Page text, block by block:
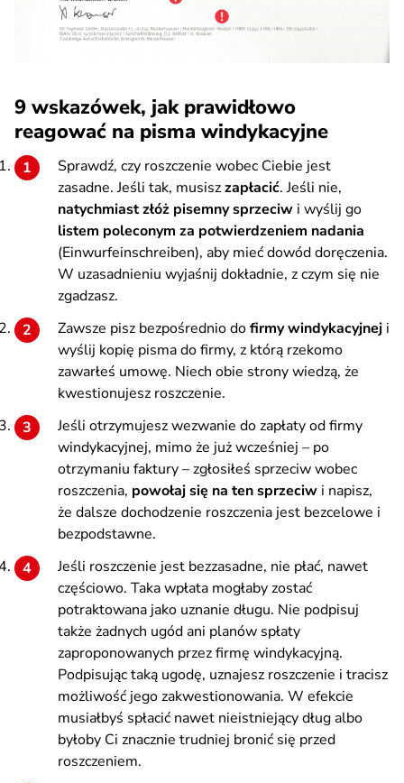
9 wskazówek, jak prawidłowo
reagować na pisma windykacyjne
Sprawdź, czy roszczenie wobec Ciebie jest
zasadne. Jeśli tak, musiszzapłacić. Jeśli nie,
natychmiast złóż pisemny sprzeciw i wyślij go
listem poleconym za potwierdzeniem nadania
(Einwurfeinschreiben), aby mieć dowód doręczenia.
W uzasadnieniu wyjaśnij dokładnie, z czym się nie
zgadzasz.
Zawsze pisz bezpośrednio dofirmy windykacyjnej i
wyślij kopię pisma do firmy, z którą rzekomo
zawarłeś umowę. Niech obie strony wiedzą, że
kwestionujesz roszczenie.
Jeśli otrzymujesz wezwanie do zapłaty od firmy
windykacyjnej, mimo że już wcześniej – po
otrzymaniu faktury – zgłosiłeś sprzeciw wobec
roszczenia, powołaj się na ten sprzeciw i napisz,
że dalsze dochodzenie roszczenia jest bezcelowe i
bezpodstawne.
Jeśli roszczenie jest bezzasadne, nie płać, nawet
częściowo. Taka wpłata mogłaby zostać
potraktowana jako uznanie długu. Nie podpisuj
także żadnych ugód ani planów spłaty
zaproponowanych przez firmę windykacyjną.
Podpisując taką ugodę, uznajesz roszczenie i tracisz
możliwość jego zakwestionowania. W efekcie
musiałbyś spłacić nawet nieistniejący dług albo
byłoby Ci znacznie trudniej bronić się przed
roszczeniem.